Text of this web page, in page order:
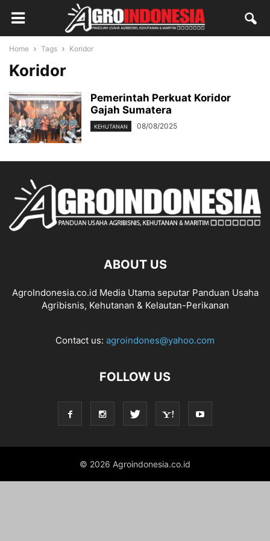
Home Tags Koridor
Koridor
Pemerintah Perkuat Koridor
Gajah Sumatera
KEHUTANAN 08/08/2025
ABOUT US
AgroIndonesia.co.id Media Utama seputar Panduan Usaha
Agribisnis, Kehutanan & Kelautan-Perikanan
Contact us: agroindones@yahoo.com
FOLLOW US
© 2026 Agroindonesia.co.id